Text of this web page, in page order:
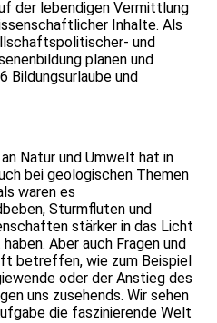
der lebendigen Vermittlung
Inhalte. Als
und
planen und
Bildungsurlaube und
Natur und Umwelt hat in
bei geologischen Themen
waren es
Sturmfluten und
stärker in das Licht
Aber auch Fragen und
betreffen, wie zum Beispiel
oder der Anstieg des
uns zusehends. Wir sehen
die faszinierende Welt